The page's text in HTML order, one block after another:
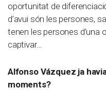
oportunitat de
d’avui són les persones,
tenen les persones d’una
captivar…
Alfonso Vázquez ja
moments?